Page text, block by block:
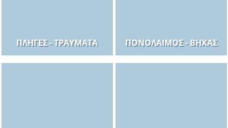
ΠΛΗΓΈΣ - ΤΡΑΎΜΑΤΑ ΠΟΝΌΛΑΙΜΟΣ - ΒΉΧΑΣ